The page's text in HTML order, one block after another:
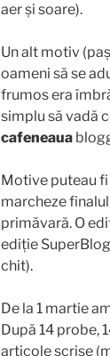
aer și soare).
Un alt motiv
oameni să se
frumos era
simplu să vadă
cafeneaua
Motive puteau fi
marcheze
primăvară. O
ediție
chit).
De la 1 martie
După 14 probe,
articole scrise